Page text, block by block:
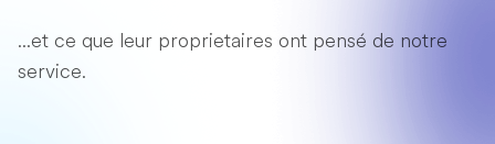
...et ce que leur proprietaires ont pensé de notre
service.